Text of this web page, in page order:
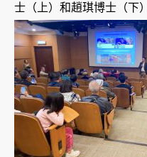
士（上）和趙琪博士（下